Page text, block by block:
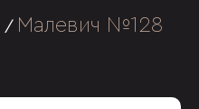
/ Малевич №128